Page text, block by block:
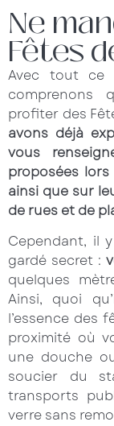
Ne
Fêtes
Avec tout ce
comprenons
profiter des
avons déjà
vous
proposées
ainsi que sur
de rues et de
Cependant, il
gardé secret :
quelques
Ainsi, quoi
l’essence des
proximité où
une douche
soucier du
transports
verre sans